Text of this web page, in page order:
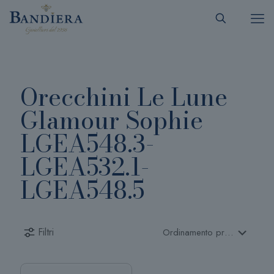
Orecchini Le Lune
Glamour Sophie
LGEA548.3-
LGEA532.1-
LGEA548.5
Filtri